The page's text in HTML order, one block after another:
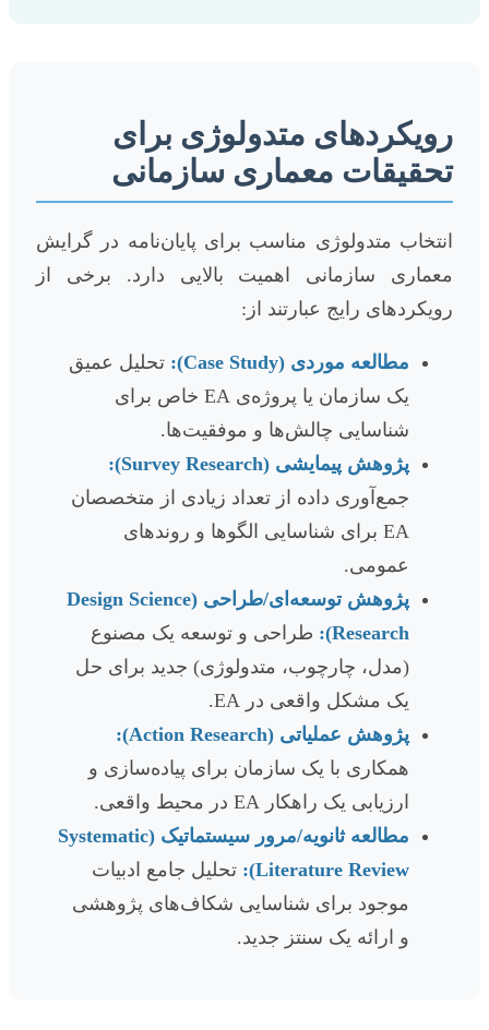
رویکردهای متدولوژی برای
تحقیقات معماری سازمانی
انتخاب متدولوژی مناسب برای پایان‌نامه در گرایش
معماری سازمانی اهمیت بالایی دارد. برخی از
رویکردهای رایج عبارتند از:
مطالعه موردی (Case Study):
تحلیل عمیق
یک سازمان یا پروژه‌ی EA خاص برای
شناسایی چالش‌ها و موفقیت‌ها.
پژوهش پیمایشی (Survey Research):
جمع‌آوری داده از تعداد زیادی از متخصصان
EA برای شناسایی الگوها و روندهای
عمومی.
پژوهش توسعه‌ای/طراحی (Design Science
Research):
طراحی و توسعه یک مصنوع
(مدل، چارچوب، متدولوژی) جدید برای حل
یک مشکل واقعی در EA.
پژوهش عملیاتی (Action Research):
همکاری با یک سازمان برای پیاده‌سازی و
ارزیابی یک راهکار EA در محیط واقعی.
مطالعه ثانویه/مرور سیستماتیک (Systematic
Literature Review):
تحلیل جامع ادبیات
موجود برای شناسایی شکاف‌های پژوهشی
و ارائه یک سنتز جدید.